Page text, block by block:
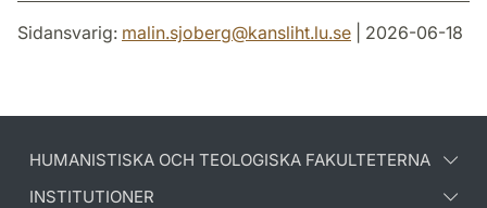
Sidansvarig: malin.sjoberg@kansliht.lu.se | 2026-06-18
HUMANISTISKA OCH TEOLOGISKA FAKULTETERNA
INSTITUTIONER